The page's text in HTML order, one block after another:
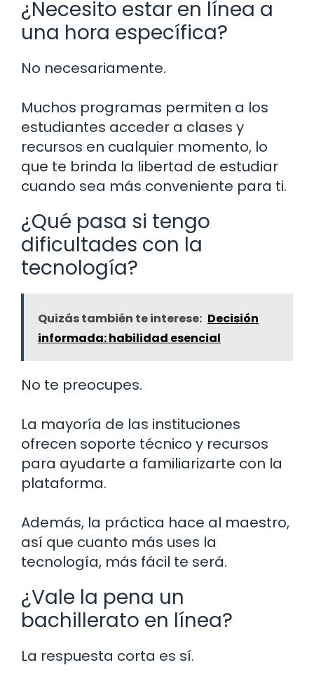
¿Necesito estar en línea a
una hora específica?
No necesariamente.
Muchos programas permiten a los
estudiantes acceder a clases y
recursos en cualquier momento, lo
que te brinda la libertad de estudiar
cuando sea más conveniente para ti.
¿Qué pasa si tengo
dificultades con la
tecnología?
Quizás también te interese: Decisión
informada: habilidad esencial
No te preocupes.
La mayoría de las instituciones
ofrecen soporte técnico y recursos
para ayudarte a familiarizarte con la
plataforma.
Además, la práctica hace al maestro,
así que cuanto más uses la
tecnología, más fácil te será.
¿Vale la pena un
bachillerato en línea?
La respuesta corta es sí.